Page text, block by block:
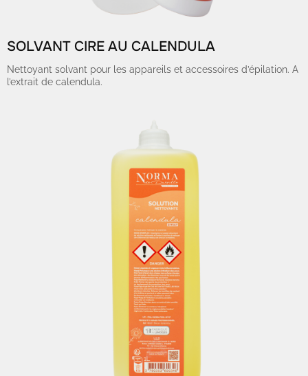
SOLVANT CIRE AU CALENDULA
Nettoyant solvant pour les appareils et accessoires d’épilation. A
l’extrait de calendula.